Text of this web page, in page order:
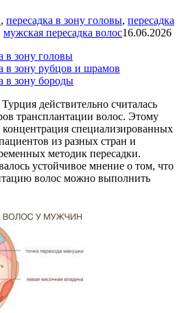
, пересадка в зону головы, пересадка
мужская пересадка волос16.06.2026
в зону головы
в зону рубцов и шрамов
в зону бороды
действительно считалась
трансплантации волос. Этому
концентрация специализированных
из разных стран и
методик пересадки.
устойчивое мнение о том, что
волос можно выполнить